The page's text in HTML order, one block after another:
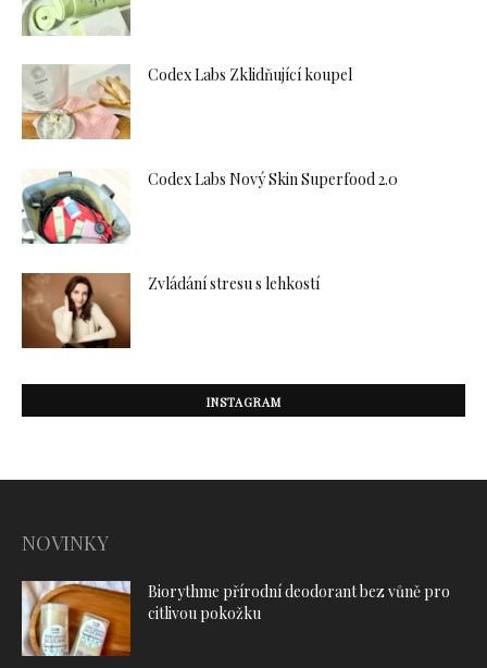
Codex Labs Zklidňující koupel
Codex Labs Nový Skin Superfood 2.0
Zvládání stresu s lehkostí
INSTAGRAM
NOVINKY
Biorythme přírodní deodorant bez vůně pro
citlivou pokožku